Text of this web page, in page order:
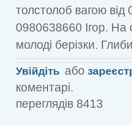
толстолоб вагою
0980638660 Ігор. На
молоді берізки.
Увійдіть або
коментарі.
переглядів 8413